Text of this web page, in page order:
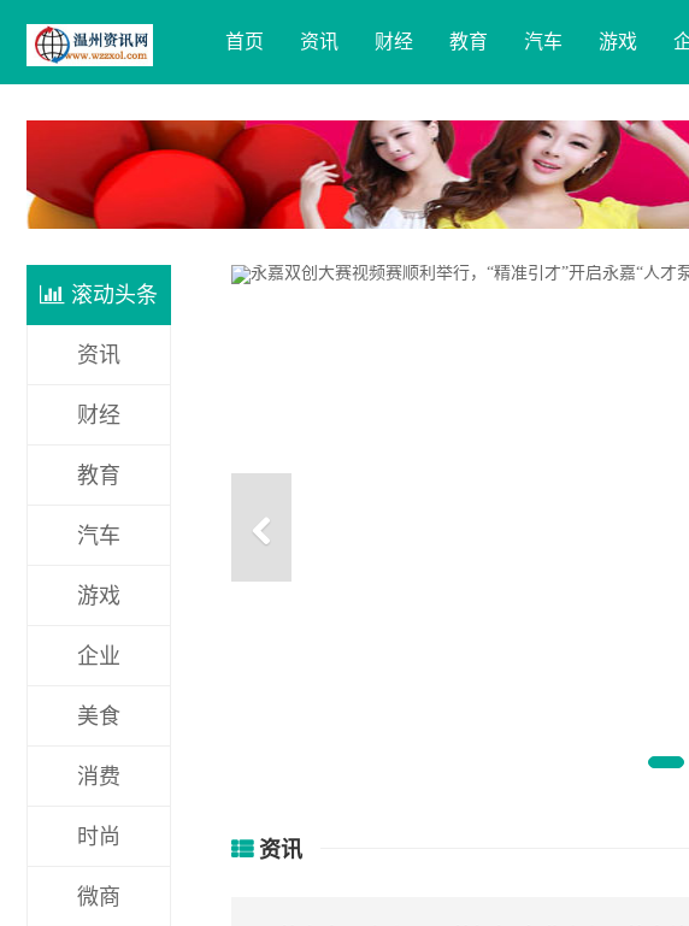
首页 资讯 财经 教育 汽车 游戏
滚动头条
资讯
财经
教育
汽车
游戏
企业
美食
消费
时尚
微商
永嘉双创大赛视频赛顺利举行，“精
资讯